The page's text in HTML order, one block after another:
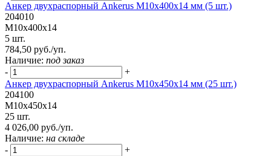
Анкер двухраспорный Ankerus М10х400х14 мм (5 шт.)
204010
М10х400х14
5 шт.
784,50 руб./уп.
Наличие: под заказ
-
+
Анкер двухраспорный Ankerus М10х450х14 мм (25 шт.)
204100
М10х450х14
25 шт.
4 026,00 руб./уп.
Наличие: на складе
-
+